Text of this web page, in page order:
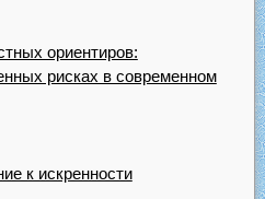
ориентиров:
рисках в современном
к искренности